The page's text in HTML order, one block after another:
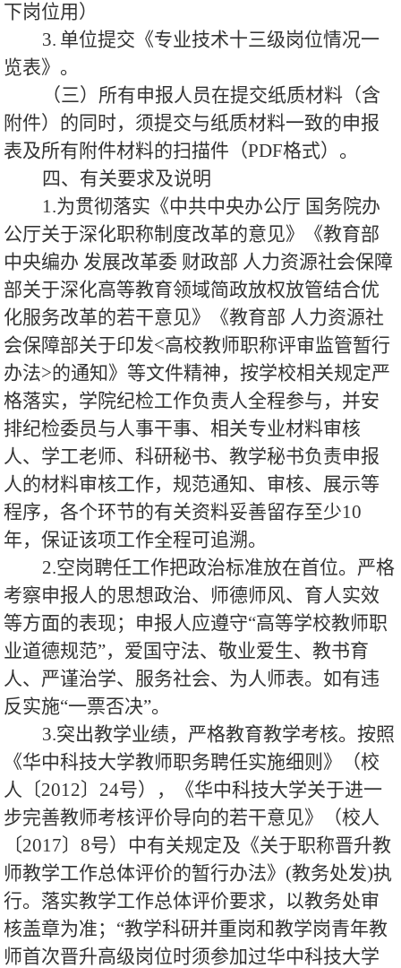
下岗位用）
3. 单位提交《专业技术十三级岗位情况一
览表》。
（三）所有申报人员在提交纸质材料（含
附件）的同时，须提交与纸质材料一致的申报
表及所有附件材料的扫描件（PDF格式）。
四、有关要求及说明
1.为贯彻落实《中共中央办公厅 国务院办
公厅关于深化职称制度改革的意见》《教育部
中央编办 发展改革委 财政部 人力资源社会保障
部关于深化高等教育领域简政放权放管结合优
化服务改革的若干意见》《教育部 人力资源社
会保障部关于印发<高校教师职称评审监管暂行
办法>的通知》等文件精神，按学校相关规定严
格落实，学院纪检工作负责人全程参与，并安
排纪检委员与人事干事、相关专业材料审核
人、学工老师、科研秘书、教学秘书负责申报
人的材料审核工作，规范通知、审核、展示等
程序，各个环节的有关资料妥善留存至少10
年，保证该项工作全程可追溯。
2.空岗聘任工作把政治标准放在首位。严格
考察申报人的思想政治、师德师风、育人实效
等方面的表现；申报人应遵守“高等学校教师职
业道德规范”，爱国守法、敬业爱生、教书育
人、严谨治学、服务社会、为人师表。如有违
反实施“一票否决”。
3.突出教学业绩，严格教育教学考核。按照
《华中科技大学教师职务聘任实施细则》（校
人〔2012〕24号），《华中科技大学关于进一
步完善教师考核评价导向的若干意见》（校人
〔2017〕8号）中有关规定及《关于职称晋升教
师教学工作总体评价的暂行办法》(教务处发)执
行。落实教学工作总体评价要求，以教务处审
核盖章为准；“教学科研并重岗和教学岗青年教
师首次晋升高级岗位时须参加过华中科技大学